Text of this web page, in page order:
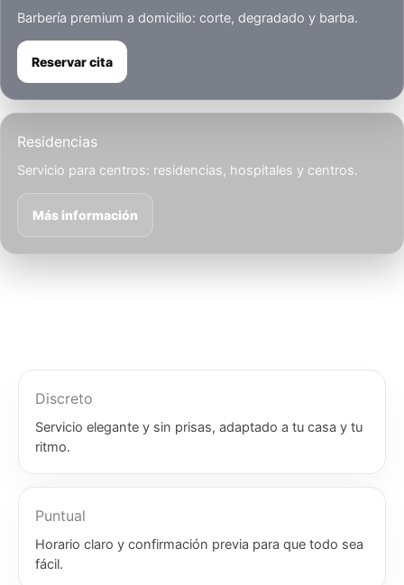
Barbería premium a domicilio: corte, degradado y barba.
Reservar cita
Residencias
Servicio para centros: residencias, hospitales y centros.
Más información
Discreto
Servicio elegante y sin prisas, adaptado a tu casa y tu
ritmo.
Puntual
Horario claro y confirmación previa para que todo sea
fácil.